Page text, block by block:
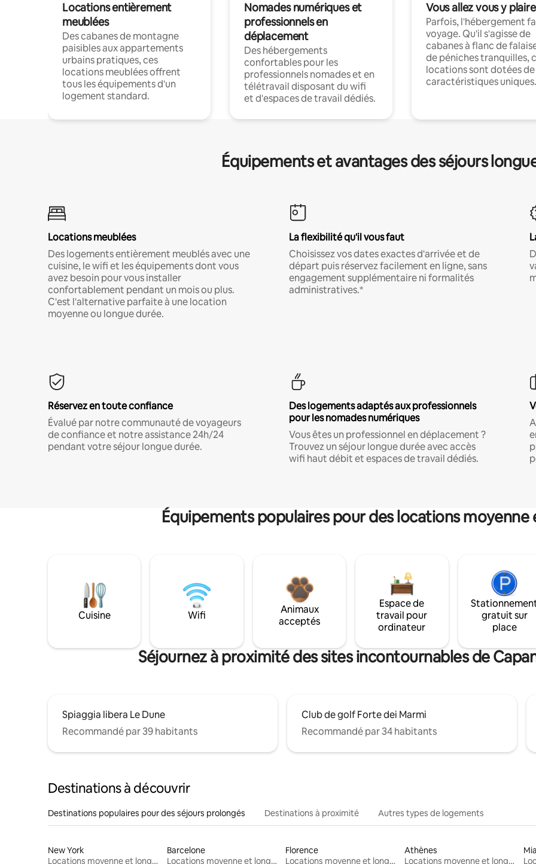
Locations entièrement
meublées
Des cabanes de montagne
paisibles aux appartements
urbains pratiques, ces
locations meublées offrent
tous les équipements d'un
logement standard.
Nomades numériques et
professionnels en
déplacement
Des hébergements
confortables pour les
professionnels nomades et en
télétravail disposant du wifi
et d'espaces de travail dédiés.
Vous allez vous y plaire
Parfois, l'hébergement
voyage. Qu'il s'agisse de
cabanes à flanc de
de péniches tranquilles,
locations sont dotées de
caractéristiques uniques.
Équipements et avantages des séjours
Locations meublées
Des logements entièrement meublés avec une
cuisine, le wifi et les équipements dont vous
avez besoin pour vous installer
confortablement pendant un mois ou plus.
C'est l'alternative parfaite à une location
moyenne ou longue durée.
La flexibilité qu'il vous faut
Choisissez vos dates exactes d'arrivée et de
départ puis réservez facilement en ligne, sans
engagement supplémentaire ni formalités
administratives.*
Réservez en toute confiance
Évalué par notre communauté de voyageurs
de confiance et notre assistance 24h/24
pendant votre séjour longue durée.
Des logements adaptés aux professionnels
pour les nomades numériques
Vous êtes un professionnel en déplacement ?
Trouvez un séjour longue durée avec accès
wifi haut débit et espaces de travail dédiés.
Équipements populaires pour des locations
Cuisine Wifi
Animaux
acceptés
Espace de
travail pour
ordinateur
gratuit sur
place
Séjournez à proximité des sites incontournables de
Spiaggia libera Le Dune
Recommandé par 39 habitants
Club de golf Forte dei Marmi
Recommandé par 34 habitants
Destinations à découvrir
Destinations populaires pour des séjours prolongés Destinations à proximité Autres types de logements
New York
Locations moyenne et longue durée
Barcelone
Locations moyenne et longue durée
Florence
Locations moyenne et longue durée
Athènes
Locations moyenne et longue durée